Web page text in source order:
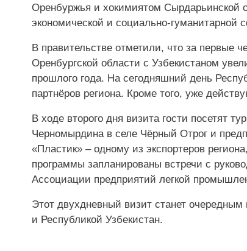
Оренбуржья и хокимиятом Сырдарьинской
экономической и социально-гуманитарной
В правительстве отметили, что за первые
Оренбургской области с Узбекистаном
прошлого года. На сегодняшний день
партнёров региона. Кроме того, уже
В ходе второго дня визита гости посетят
Черномырдина в селе Чёрный Отрог и
«Пластик» – одному из экспортеров
программы запланированы встречи с
Ассоциации предприятий легкой
Этот двухдневный визит станет
и Республикой Узбекистан.